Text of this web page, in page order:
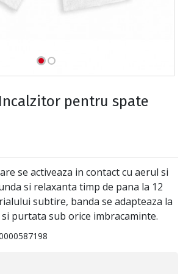
Incalzitor pentru spate
se activeaza in contact cu aerul si
si relaxanta timp de pana la 12
subtire, banda se adapteaza la
purtata sub orice imbracaminte.